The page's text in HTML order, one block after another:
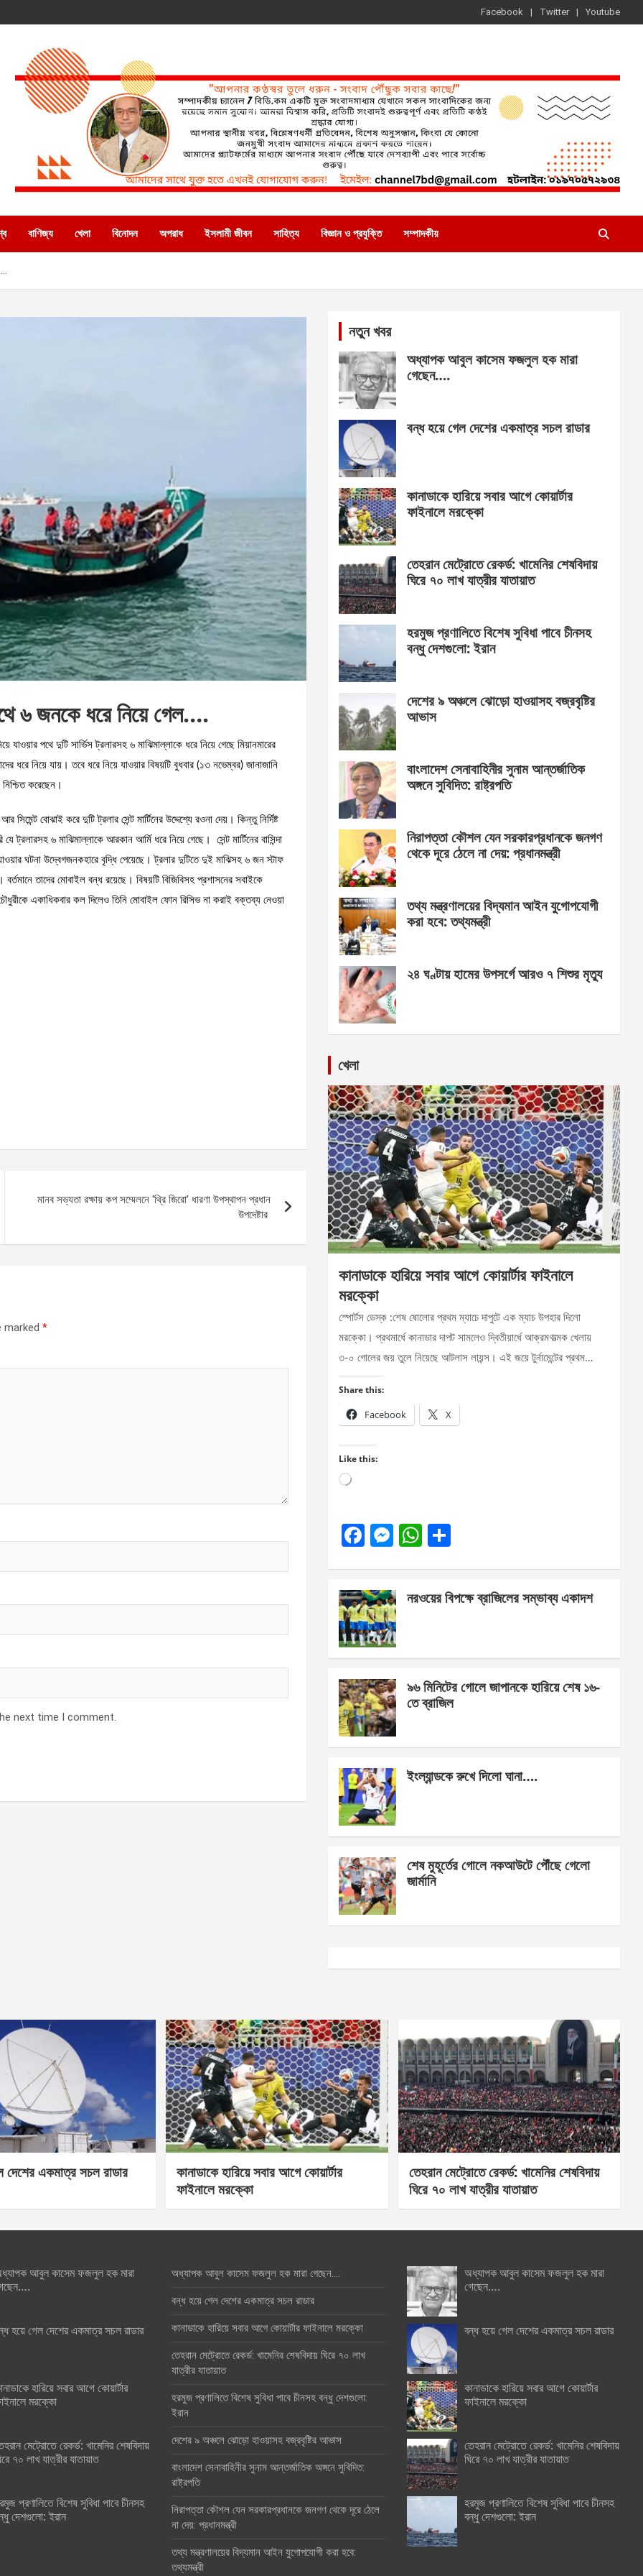
Facebook Twitter Youtube
বাণিজ্য খেলা বিনোদন অপরাধ ইসলামী জীবন সাহিত্য বিজ্ঞান ও প্রযুক্তি সম্পাদকীয়
৬ জনকে ধরে নিয়ে গেল….
যাওয়ার পথে দুটি সার্ভিস ট্রলারসহ ৬ মাঝিমাল্লাকে ধরে নিয়ে গেছে মিয়ানমারের
ধরে নিয়ে যায়। তবে ধরে নিয়ে যাওয়ার বিষয়টি বুধবার (১৩ নভেম্বর) জানাজানি
করেছেন।
বোঝাই করে দুটি ট্রলার সেন্ট মার্টিনের উদ্দেশ্যে রওনা দেয়। কিন্তু নির্দিষ্ট
৬ মাঝিমাল্লাকে আরকান আর্মি ধরে নিয়ে গেছে। সেন্ট মার্টিনের বাসিন্দা
ঘটনা উদ্বেগজনকহারে বৃদ্ধি পেয়েছে। ট্রলার দুটিতে দুই মাঝিসহ ৬ জন স্টাফ
তাদের মোবাইল বন্ধ রয়েছে। বিষয়টি বিজিবিসহ প্রশাসনের সবাইকে
একাধিকবার কল দিলেও তিনি মোবাইল ফোন রিসিভ না করাই বক্তব্য নেওয়া
মানব সভ্যতা রক্ষায় কপ সম্মেলনে ‘থ্রি জিরো’ ধারণা উপস্থাপন প্রধান
উপদেষ্টার
marked *
next time I comment.
নতুন খবর
অধ্যাপক আবুল কাসেম ফজলুল হক মারা
গেছেন….
বন্ধ হয়ে গেল দেশের একমাত্র সচল রাডার
কানাডাকে হারিয়ে সবার আগে কোয়ার্টার
ফাইনালে মরক্কো
তেহরান মেট্রোতে রেকর্ড: খামেনির শেষবিদায়
ঘিরে ৭০ লাখ যাত্রীর যাতায়াত
হরমুজ প্রণালিতে বিশেষ সুবিধা পাবে চীনসহ
বন্ধু দেশগুলো: ইরান
দেশের ৯ অঞ্চলে ঝোড়ো হাওয়াসহ বজ্রবৃষ্টির
আভাস
বাংলাদেশ সেনাবাহিনীর সুনাম আন্তর্জাতিক
অঙ্গনে সুবিদিত: রাষ্ট্রপতি
নিরাপত্তা কৌশল যেন সরকারপ্রধানকে জনগণ
থেকে দূরে ঠেলে না দেয়: প্রধানমন্ত্রী
তথ্য মন্ত্রণালয়ের বিদ্যমান আইন যুগোপযোগী
করা হবে: তথ্যমন্ত্রী
২৪ ঘণ্টায় হামের উপসর্গে আরও ৭ শিশুর মৃত্যু
খেলা
কানাডাকে হারিয়ে সবার আগে কোয়ার্টার ফাইনালে
মরক্কো
স্পোর্টস ডেস্ক :শেষ ষোলোর প্রথম ম্যাচে দাপুটে এক ম্যাচ উপহার দিলো
মরক্কো। প্রথমার্ধে কানাডার দাপট সামলেও দ্বিতীয়ার্ধে আক্রমণাত্মক খেলায়
৩-০ গোলের জয় তুলে নিয়েছে আটলাস লায়ন্স। এই জয়ে টুর্নামেন্টের প্রথম…
Share this:
Facebook X
Like this:
Loading…
F
b
o
o
k
M
n
g
er
W
s
e
নরওয়ের বিপক্ষে ব্রাজিলের সম্ভাব্য একাদশ
৯৬ মিনিটের গোলে জাপানকে হারিয়ে শেষ ১৬-
তে ব্রাজিল
ইংল্যান্ডকে রুখে দিলো ঘানা….
শেষ মুহূর্তের গোলে নকআউটে পৌঁছে গেলো
জার্মানি
দেশের একমাত্র সচল রাডার
কানাডাকে হারিয়ে সবার আগে কোয়ার্টার
ফাইনালে মরক্কো
তেহরান মেট্রোতে রেকর্ড: খামেনির শেষবিদায়
ঘিরে ৭০ লাখ যাত্রীর যাতায়াত
আবুল কাসেম ফজলুল হক মারা
হয়ে গেল দেশের একমাত্র সচল রাডার
হারিয়ে সবার আগে কোয়ার্টার
মরক্কো
মেট্রোতে রেকর্ড: খামেনির শেষবিদায়
৭০ লাখ যাত্রীর যাতায়াত
প্রণালিতে বিশেষ সুবিধা পাবে চীনসহ
দেশগুলো: ইরান
অধ্যাপক আবুল কাসেম ফজলুল হক মারা গেছেন….
বন্ধ হয়ে গেল দেশের একমাত্র সচল রাডার
কানাডাকে হারিয়ে সবার আগে কোয়ার্টার ফাইনালে মরক্কো
তেহরান মেট্রোতে রেকর্ড: খামেনির শেষবিদায় ঘিরে ৭০ লাখ
যাত্রীর যাতায়াত
হরমুজ প্রণালিতে বিশেষ সুবিধা পাবে চীনসহ বন্ধু দেশগুলো:
ইরান
দেশের ৯ অঞ্চলে ঝোড়ো হাওয়াসহ বজ্রবৃষ্টির আভাস
বাংলাদেশ সেনাবাহিনীর সুনাম আন্তর্জাতিক অঙ্গনে সুবিদিত:
রাষ্ট্রপতি
নিরাপত্তা কৌশল যেন সরকারপ্রধানকে জনগণ থেকে দূরে ঠেলে
না দেয়: প্রধানমন্ত্রী
তথ্য মন্ত্রণালয়ের বিদ্যমান আইন যুগোপযোগী করা হবে:
তথ্যমন্ত্রী
অধ্যাপক আবুল কাসেম ফজলুল হক মারা
গেছেন….
বন্ধ হয়ে গেল দেশের একমাত্র সচল রাডার
কানাডাকে হারিয়ে সবার আগে কোয়ার্টার
ফাইনালে মরক্কো
তেহরান মেট্রোতে রেকর্ড: খামেনির শেষবিদায়
ঘিরে ৭০ লাখ যাত্রীর যাতায়াত
হরমুজ প্রণালিতে বিশেষ সুবিধা পাবে চীনসহ
বন্ধু দেশগুলো: ইরান